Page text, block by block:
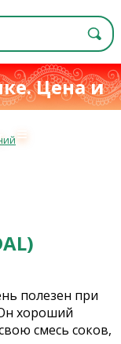
Цена и
≡
полезен при
хороший
смесь соков,